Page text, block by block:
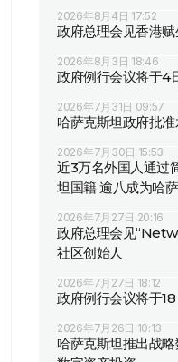
2026年8月4日 17:52
政府总理会见香港
2026年8月3日 18:46
政府例行会议将于4
2026年7月31日 09:57
哈萨克斯坦政府批
2026年7月30日 15:53
近3万名外国人通过
坦国籍 逾八成为哈
2026年7月27日 20:16
政府总理会见
社区创始人
2026年7月27日 18:12
政府例行会议将于
2026年7月26日 10:13
哈萨克斯坦推出战